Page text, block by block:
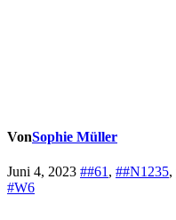
VonSophie Müller
Juni 4, 2023 ##61, ##N1235,
#W6